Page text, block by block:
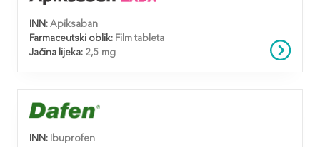
INN: Apiksaban
Farmaceutski oblik: Film tableta
Jačina lijeka: 2,5 mg
INN:
Ibuprofen